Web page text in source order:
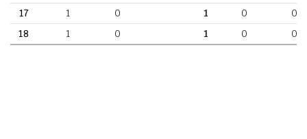
17
1 0 1 0
0
18
1 0 1 0 0